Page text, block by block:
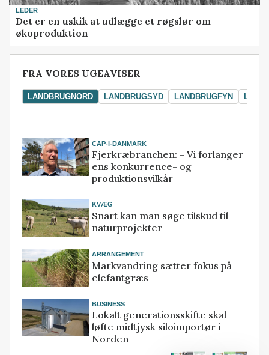
LEDER
Det er en uskik at udlægge et røgslør om
økoproduktion
FRA VORES UGEAVISER
LANDBRUGNORD LANDBRUGSYD LANDBRUGFYN
CAP-I-DANMARK
Fjerkræbranchen: - Vi forlanger
ens konkurrence- og
produktionsvilkår
KVÆG
Snart kan man søge tilskud til
naturprojekter
ARRANGEMENT
Markvandring sætter fokus på
elefantgræs
BUSINESS
Lokalt generationsskifte skal
løfte midtjysk siloimportør i
Norden